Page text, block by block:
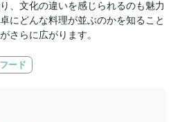
、文化の違いを感じられるのも魅力
にどんな料理が並ぶのかを知ること
さらに広がります。
フード